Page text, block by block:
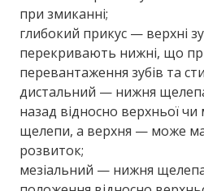
при змиканні;
глибокий прикус — верхні
перекривають нижні, що
перевантаження зубів та
дистальний — нижня
назад відносно верхньої чи
щелепи, а верхня — може
розвиток;
мезіальний — нижня